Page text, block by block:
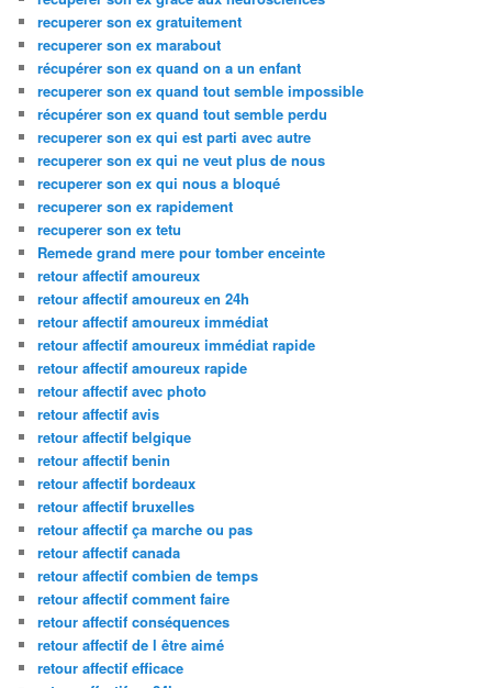
recuperer son ex gratuitement
recuperer son ex marabout
récupérer son ex quand on a un enfant
recuperer son ex quand tout semble impossible
récupérer son ex quand tout semble perdu
recuperer son ex qui est parti avec autre
recuperer son ex qui ne veut plus de nous
recuperer son ex qui nous a bloqué
recuperer son ex rapidement
recuperer son ex tetu
Remede grand mere pour tomber enceinte
retour affectif amoureux
retour affectif amoureux en 24h
retour affectif amoureux immédiat
retour affectif amoureux immédiat rapide
retour affectif amoureux rapide
retour affectif avec photo
retour affectif avis
retour affectif belgique
retour affectif benin
retour affectif bordeaux
retour affectif bruxelles
retour affectif ça marche ou pas
retour affectif canada
retour affectif combien de temps
retour affectif comment faire
retour affectif conséquences
retour affectif de l être aimé
retour affectif efficace